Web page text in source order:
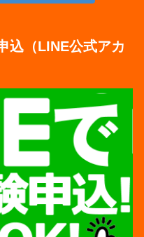
込（LINE公式アカ